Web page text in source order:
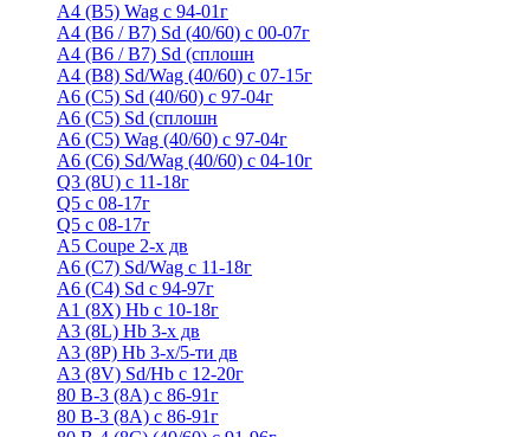
A4 (B5) Wag с 94-01г
A4 (B6 / B7) Sd (40/60) с 00-07г
A4 (B6 / B7) Sd (сплошн
A4 (B8) Sd/Wag (40/60) с 07-15г
A6 (С5) Sd (40/60) с 97-04г
A6 (С5) Sd (сплошн
A6 (С5) Wag (40/60) с 97-04г
A6 (С6) Sd/Wag (40/60) c 04-10г
Q3 (8U) с 11-18г
Q5 с 08-17г
Q5 с 08-17г
А5 Coupe 2-х дв
А6 (C7) Sd/Wag с 11-18г
А6 (С4) Sd с 94-97г
A1 (8X) Hb с 10-18г
A3 (8L) Hb 3-х дв
A3 (8P) Hb 3-х/5-ти дв
A3 (8V) Sd/Hb c 12-20г
80 B-3 (8A) с 86-91г
80 В-3 (8А) с 86-91г